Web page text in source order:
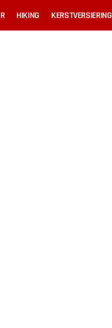
HIKING KERSTVERSIERING